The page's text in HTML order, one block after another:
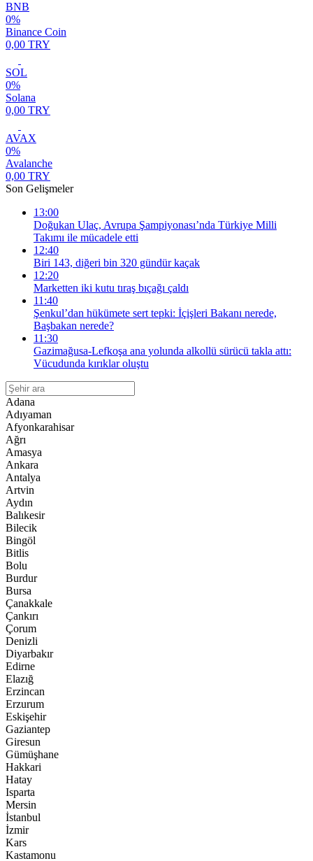
BNB
0%
Binance Coin
0,00 TRY
SOL
0%
Solana
0,00 TRY
AVAX
0%
Avalanche
0,00 TRY
Son Gelişmeler
13:00
Doğukan Ulaç, Avrupa Şampiyonası’nda Türkiye Milli
Takımı ile mücadele etti
12:40
Biri 143, diğeri bin 320 gündür kaçak
12:20
Marketten iki kutu tıraş bıçağı çaldı
11:40
Şenkul’dan hükümete sert tepki: İçişleri Bakanı nerede,
Başbakan nerede?
11:30
Gazimağusa-Lefkoşa ana yolunda alkollü sürücü takla attı:
Vücudunda kırıklar oluştu
Adana
Adıyaman
Afyonkarahisar
Ağrı
Amasya
Ankara
Antalya
Artvin
Aydın
Balıkesir
Bilecik
Bingöl
Bitlis
Bolu
Burdur
Bursa
Çanakkale
Çankırı
Çorum
Denizli
Diyarbakır
Edirne
Elazığ
Erzincan
Erzurum
Eskişehir
Gaziantep
Giresun
Gümüşhane
Hakkari
Hatay
Isparta
Mersin
İstanbul
İzmir
Kars
Kastamonu